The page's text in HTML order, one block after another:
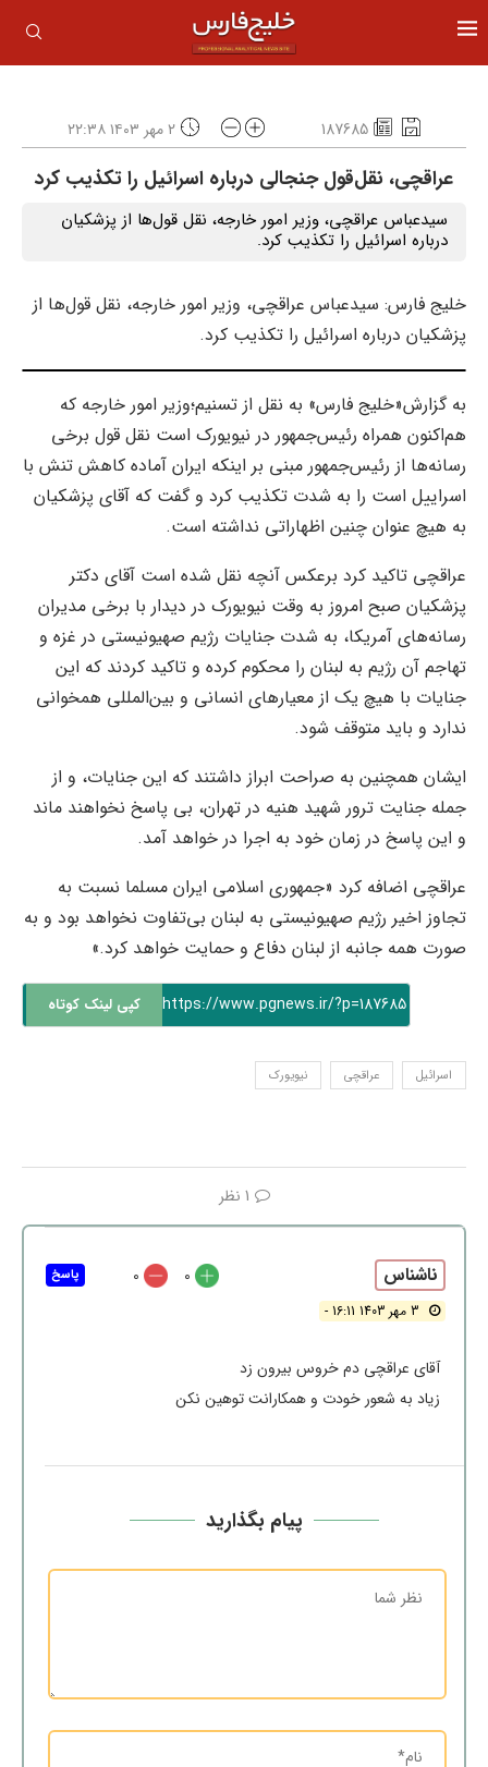
187685 ۲ مهر ۱۴۰۳ ۲۲:۳۸
عراقچی، نقل‌قول‌ جنجالی درباره اسرائیل را تکذیب کرد
سیدعباس عراقچی، وزیر امور خارجه، نقل قول‌ها از پزشکیان
درباره اسرائیل را تکذیب کرد.
خلیج فارس: سیدعباس عراقچی، وزیر امور خارجه، نقل قول‌ها از
پزشکیان درباره اسرائیل را تکذیب کرد.
به گزارش«خلیج فارس» به نقل از تسنیم؛وزیر امور خارجه که
هم‌اکنون همراه رئیس‌جمهور در نیویورک است نقل قول برخی
رسانه‌ها از رئیس‌جمهور مبنی بر اینکه ایران آماده کاهش تنش با
اسراییل است را به شدت تکذیب کرد و گفت که آقای پزشکیان
به هیچ عنوان چنین اظهاراتی نداشته است.
عراقچی تاکید کرد برعکس آنچه نقل شده است آقای دکتر
پزشکیان صبح امروز به وقت نیویورک در دیدار با برخی مدیران
رسانه‌های آمریکا، به شدت جنایات رژیم صهیونیستی در غزه و
تهاجم آن رژیم به لبنان را محکوم کرده و تاکید کردند که این
جنایات با هیچ یک از معیارهای انسانی و بین‌المللی همخوانی
ندارد و باید متوقف شود.
ایشان همچنین به صراحت ابراز داشتند که این جنایات، و از
جمله جنایت ترور شهید هنیه در تهران، بی پاسخ نخواهند ماند
و این پاسخ در زمان خود به اجرا در خواهد آمد.
عراقچی اضافه کرد «جمهوری اسلامی ایران مسلما نسبت به
تجاوز اخیر رژیم صهیونیستی به لبنان بی‌تفاوت نخواهد بود و به
صورت همه جانبه از لبنان دفاع و حمایت خواهد کرد.»
https://www.pgnews.ir/?p=187685 کپی لینک کوتاه
اسرائیل عراقچی نیویورک
1 نظر
ناشناس
3 مهر 1403 16:11 -
0
0
آقای عراقچی دم خروس بیرون زد
زیاد به شعور خودت و همکارانت توهین نکن
پاسخ
پیام بگذارید